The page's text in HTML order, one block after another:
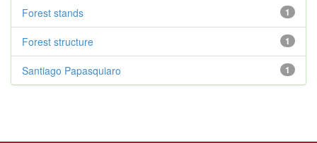
1
Forest stands
1
Forest structure
1
Santiago Papasquiaro